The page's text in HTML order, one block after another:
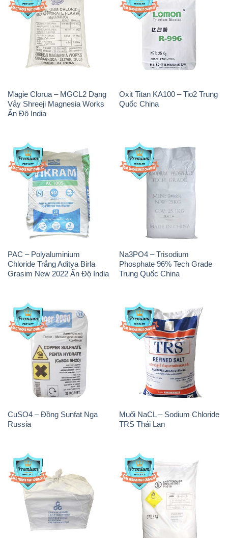
Magie Clorua – MGCL2 Dạng
Vảy Shreeji Magnesia Works
Ấn Độ India
Oxit Titan KA100 – Tio2 Trung
Quốc China
PAC – Polyaluminium
Chloride Trắng Aditya Birla
Grasim New 2022 Ấn Độ India
Na3PO4 – Trisodium
Phosphate 96% Tech Grade
Trung Quốc China
CuSO4 – Đồng Sunfat Nga
Russia
Muối NaCL – Sodium Chloride
TRS Thái Lan